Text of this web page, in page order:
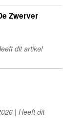
Zwerver
dit artikel
| Heeft dit